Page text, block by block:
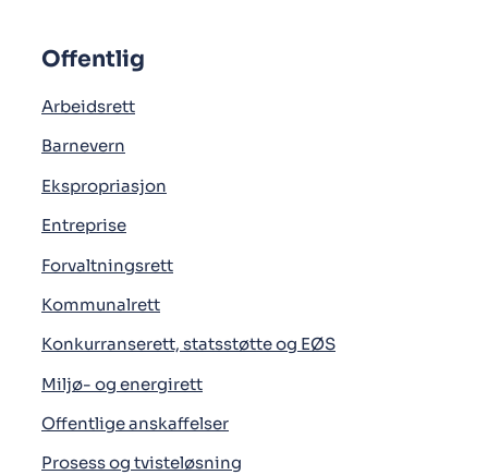
Offentlig
Arbeidsrett
Barnevern
Ekspropriasjon
Entreprise
Forvaltningsrett
Kommunalrett
Konkurranserett, statsstøtte og EØS
Miljø- og energirett
Offentlige anskaffelser
Prosess og tvisteløsning